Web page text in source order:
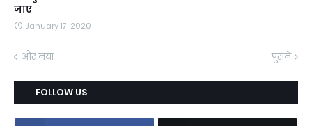
जाए
January 17, 2020
और नया पुराने
FOLLOW US